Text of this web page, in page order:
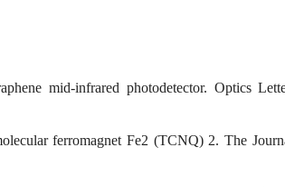
mid-infrared photodetector. Optics
ferromagnet Fe2 (TCNQ) 2. The